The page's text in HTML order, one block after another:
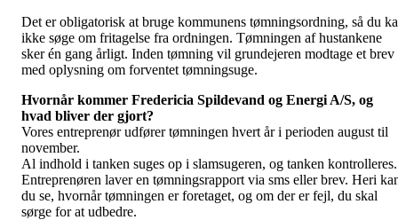
Det er obligatorisk at bruge kommunens tømningsordning, så du
ikke søge om fritagelse fra ordningen. Tømningen af hustankene
sker én gang årligt. Inden tømning vil grundejeren modtage et brev
med oplysning om forventet tømningsuge.
Hvornår kommer Fredericia Spildevand og Energi A/S, og
hvad bliver der gjort?
Vores entreprenør udfører tømningen hvert år i perioden august til
november.
Al indhold i tanken suges op i slamsugeren, og tanken kontrolleres.
Entreprenøren laver en tømningsrapport via sms eller brev. Heri
du se, hvornår tømningen er foretaget, og om der er fejl, du skal
sørge for at udbedre.